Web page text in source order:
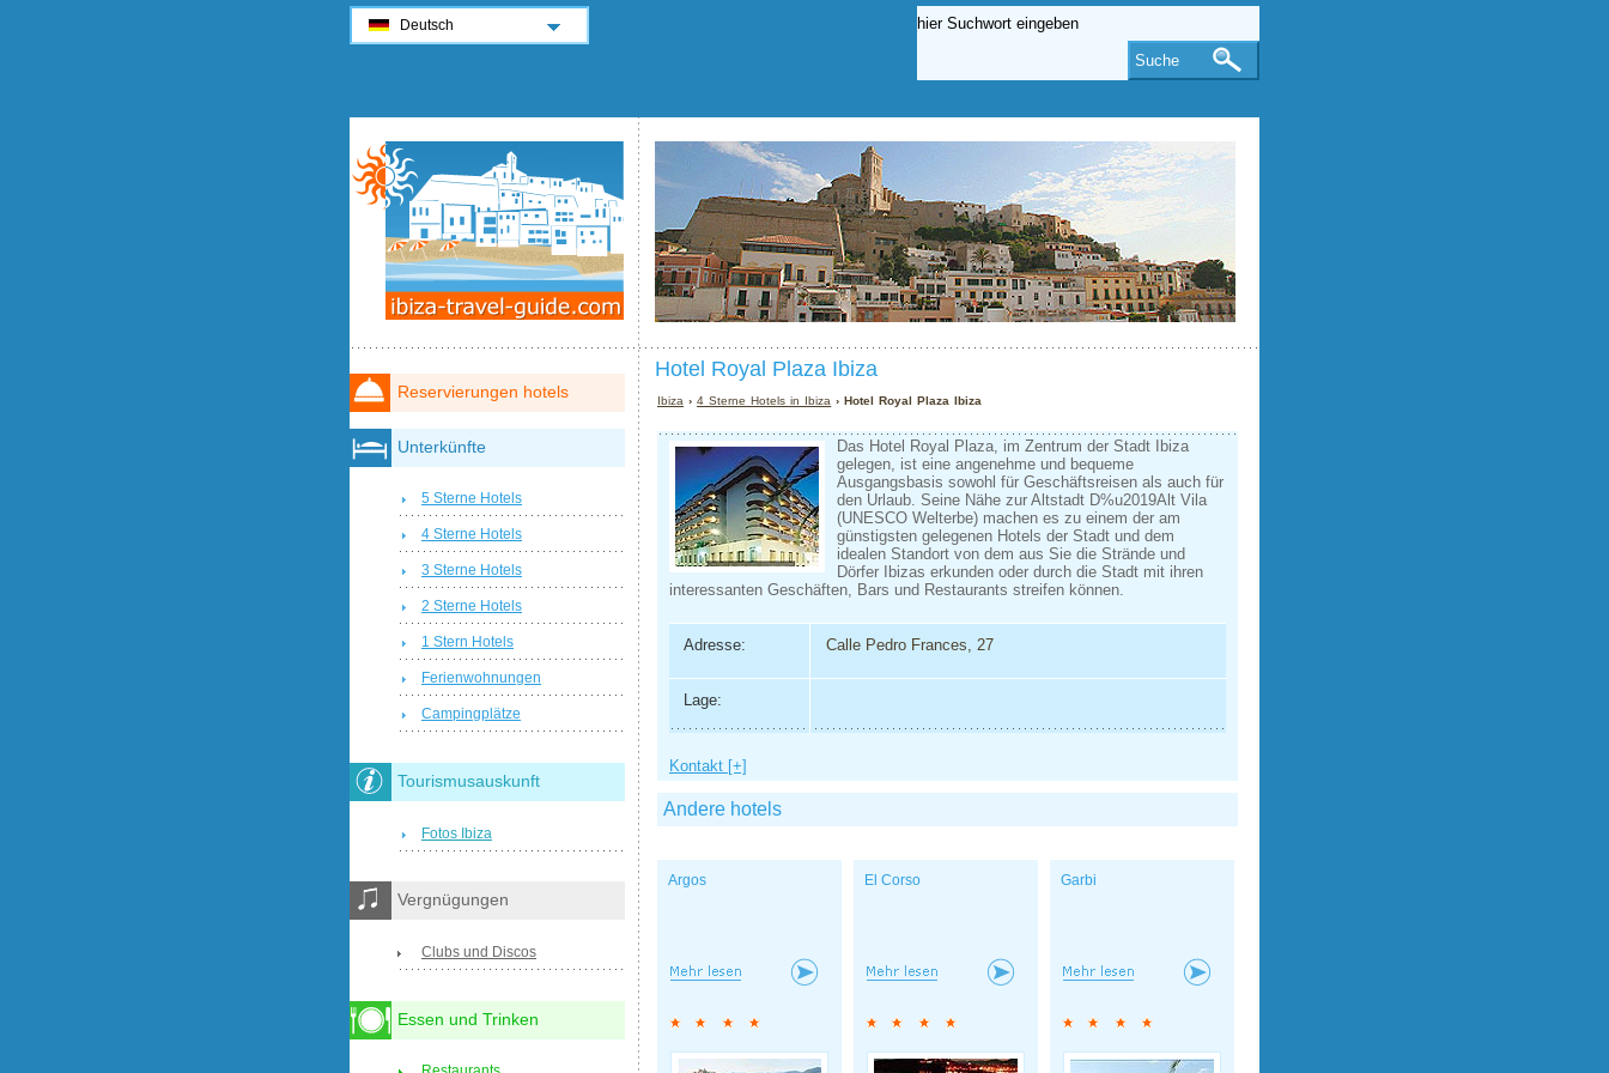
Hotel Royal Plaza Ibiza
Ibiza ›4 Sterne Hotels in Ibiza › Hotel Royal Plaza Ibiza
Das Hotel Royal Plaza, im Zentrum der Stadt Ibiza
gelegen, ist eine angenehme und bequeme
Ausgangsbasis sowohl für Geschäftsreisen als auch für
den Urlaub. Seine Nähe zur Altstadt D%u2019Alt Vila
(UNESCO Welterbe) machen es zu einem der am
günstigsten gelegenen Hotels der Stadt und dem
idealen Standort von dem aus Sie die Strände und
Dörfer Ibizas erkunden oder durch die Stadt mit ihren
interessanten Geschäften, Bars und Restaurants streifen können.
Adresse: Calle Pedro Frances, 27
Lage:
Kontakt [+]
Andere hotels
Argos El Corso Garbi
Reservierungen hotels
Unterkünfte
5 Sterne Hotels
4 Sterne Hotels
3 Sterne Hotels
2 Sterne Hotels
1 Stern Hotels
Ferienwohnungen
Campingplätze
Tourismusauskunft
Fotos Ibiza
Vergnügungen
Clubs und Discos
Essen und Trinken
Deutsch
Suche